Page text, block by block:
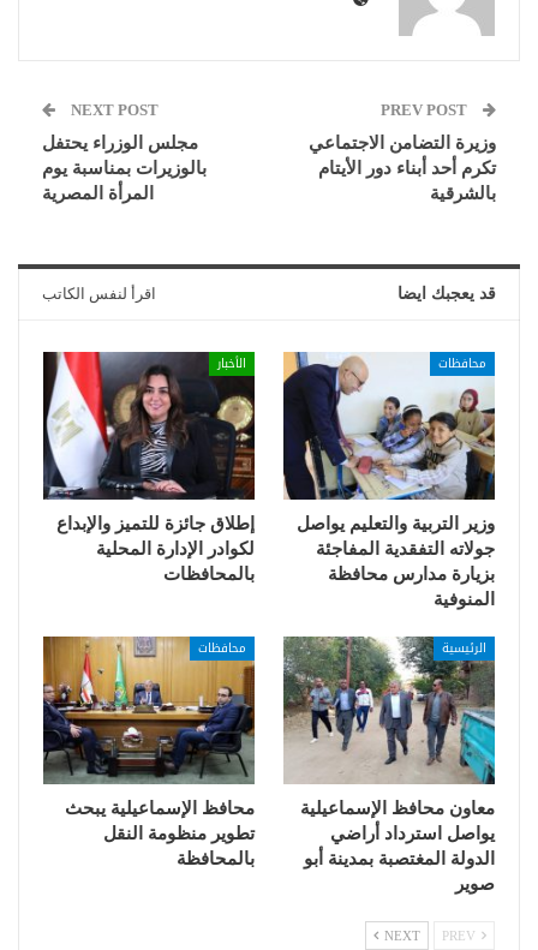
وزيرة التضامن الاجتماعي
تكرم أحد أبناء دور الأيتام
بالشرقية
NEXT POST
مجلس الوزراء يحتفل
بالوزيرات بمناسبة يوم
المرأة المصرية
قد يعجبك ايضا اقرأ لنفس الكاتب
محافظات
وزير التربية والتعليم يواصل
جولاته التفقدية المفاجئة
بزيارة مدارس محافظة
المنوفية
الأخبار
إطلاق جائزة للتميز والإبداع
لكوادر الإدارة المحلية
بالمحافظات
الرئيسية
معاون محافظ الإسماعيلية
يواصل استرداد أراضي
الدولة المغتصبة بمدينة أبو
صوير
محافظات
محافظ الإسماعيلية يبحث
تطوير منظومة النقل
بالمحافظة
NEXT